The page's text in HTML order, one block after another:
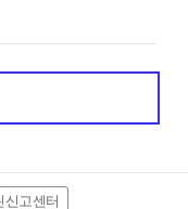
신고센터